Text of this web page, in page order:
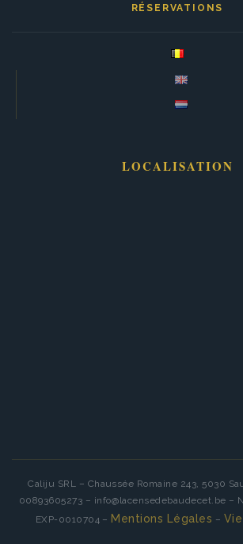
RÉSERVATIONS
LOCALISATION
Caliju SRL – Chaussée Romaine 243, 5030
00893605273 – info@lacensedebaudecet.be –
EXP-0010704 – Mentions Légales –